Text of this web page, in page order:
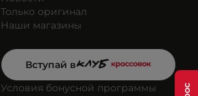
Только оригинал
Наши магазины
Вступай в
Условия бонусной программы